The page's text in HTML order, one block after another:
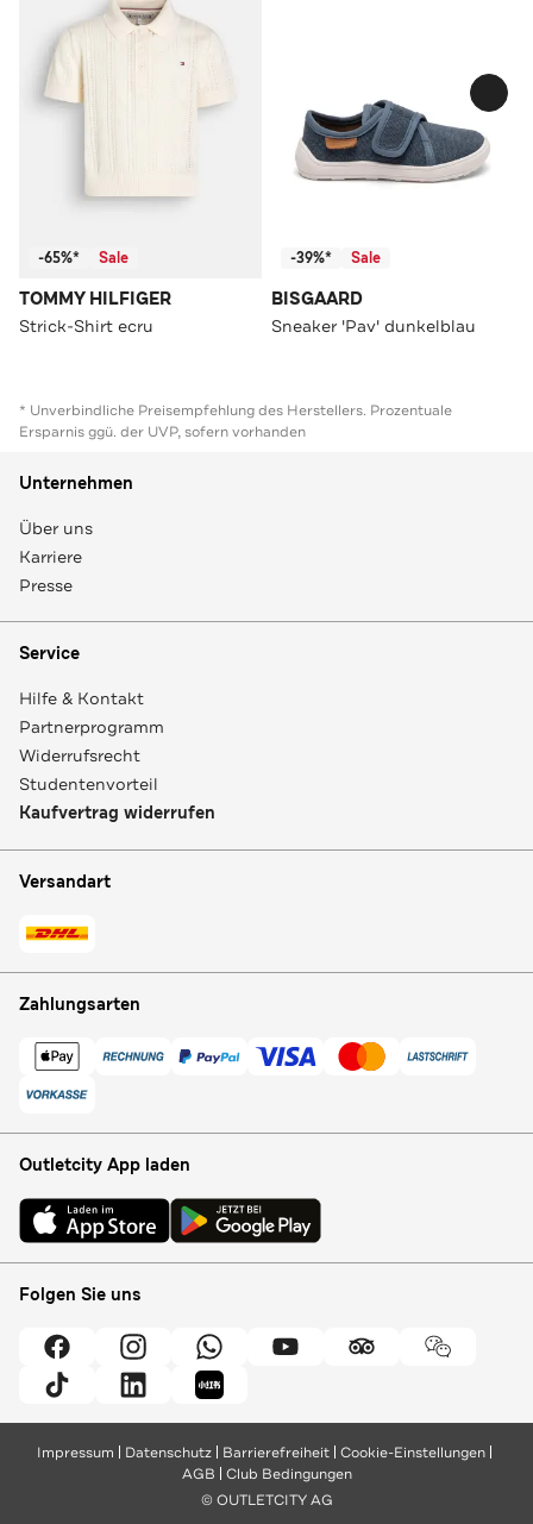
-65%* Sale
TOMMY HILFIGER
Strick-Shirt ecru
-39%* Sale
BISGAARD
Sneaker 'Pav' dunkelblau
* Unverbindliche Preisempfehlung des Herstellers. Prozentuale
Ersparnis ggü. der UVP, sofern vorhanden
Unternehmen
Über uns
Karriere
Presse
Service
Hilfe & Kontakt
Partnerprogramm
Widerrufsrecht
Studentenvorteil
Kaufvertrag widerrufen
Versandart
Zahlungsarten
Outletcity App laden
Folgen Sie uns
Impressum Datenschutz Barrierefreiheit Cookie-Einstellungen
AGB
Club Bedingungen
© OUTLETCITY AG